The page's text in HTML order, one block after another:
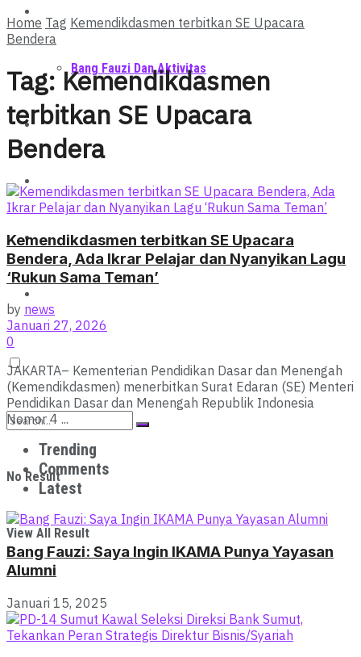
Bang Fauzi Dan Aktivitas
Sumut
Ekonomi
No Result
View All Result
Home Tag Kemendikdasmen terbitkan SE Upacara
Bendera
Tag:Kemendikdasmen
terbitkan SE Upacara
Bendera
Kemendikdasmen terbitkan SE Upacara
Bendera, Ada Ikrar Pelajar dan Nyanyikan Lagu
‘Rukun Sama Teman’
by news
Januari 27, 2026
0
JAKARTA– Kementerian Pendidikan Dasar dan Menengah
(Kemendikdasmen) menerbitkan Surat Edaran (SE) Menteri
Pendidikan Dasar dan Menengah Republik Indonesia
Nomor 4 ...
Trending
Comments
Latest
Bang Fauzi: Saya Ingin IKAMA Punya Yayasan
Alumni
Januari 15, 2025